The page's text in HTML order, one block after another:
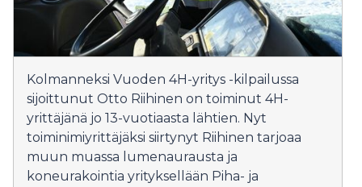
Kolmanneksi Vuoden 4H-yritys -kilpailussa
sijoittunut Otto Riihinen on toiminut 4H-
yrittäjänä jo 13-vuotiaasta lähtien. Nyt
toiminimiyrittäjäksi siirtynyt Riihinen tarjoaa
muun muassa lumenaurausta ja
koneurakointia yrityksellään Piha- ja